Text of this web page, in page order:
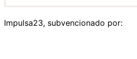
Impulsa23, subvencionado por: